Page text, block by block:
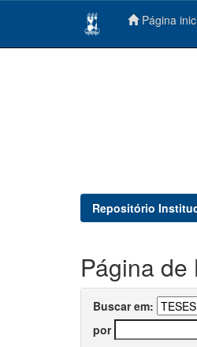
Página
Repositório
Página de
Buscar em:
por